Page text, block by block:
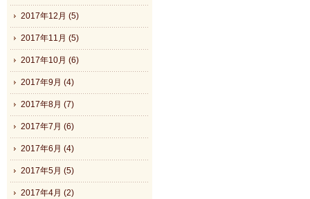
2017年12月 (5)
2017年11月 (5)
2017年10月 (6)
2017年9月 (4)
2017年8月 (7)
2017年7月 (6)
2017年6月 (4)
2017年5月 (5)
2017年4月 (2)